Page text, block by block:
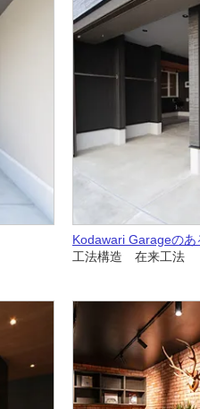
Kodawari Garageのあ
工法構造 在来工法